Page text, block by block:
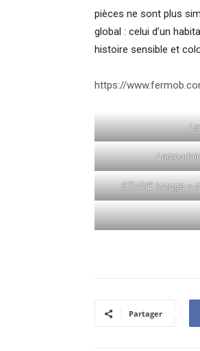
pièces ne sont plus
global : celui d’un
histoire sensible et
https://
STUDIE lounge –
Partager